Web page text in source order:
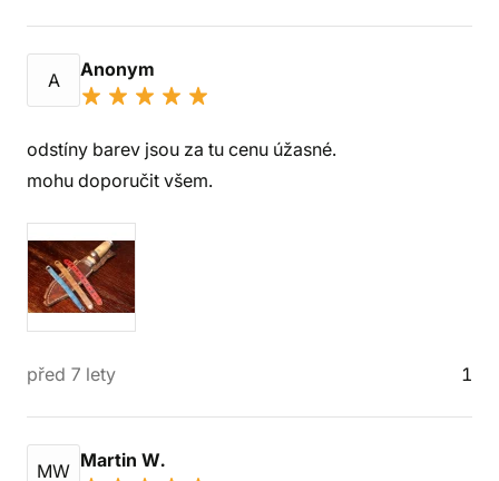
A Anonym
odstíny barev jsou za tu cenu úžasné.
mohu doporučit všem.
před 7 lety 1
MW Martin W.